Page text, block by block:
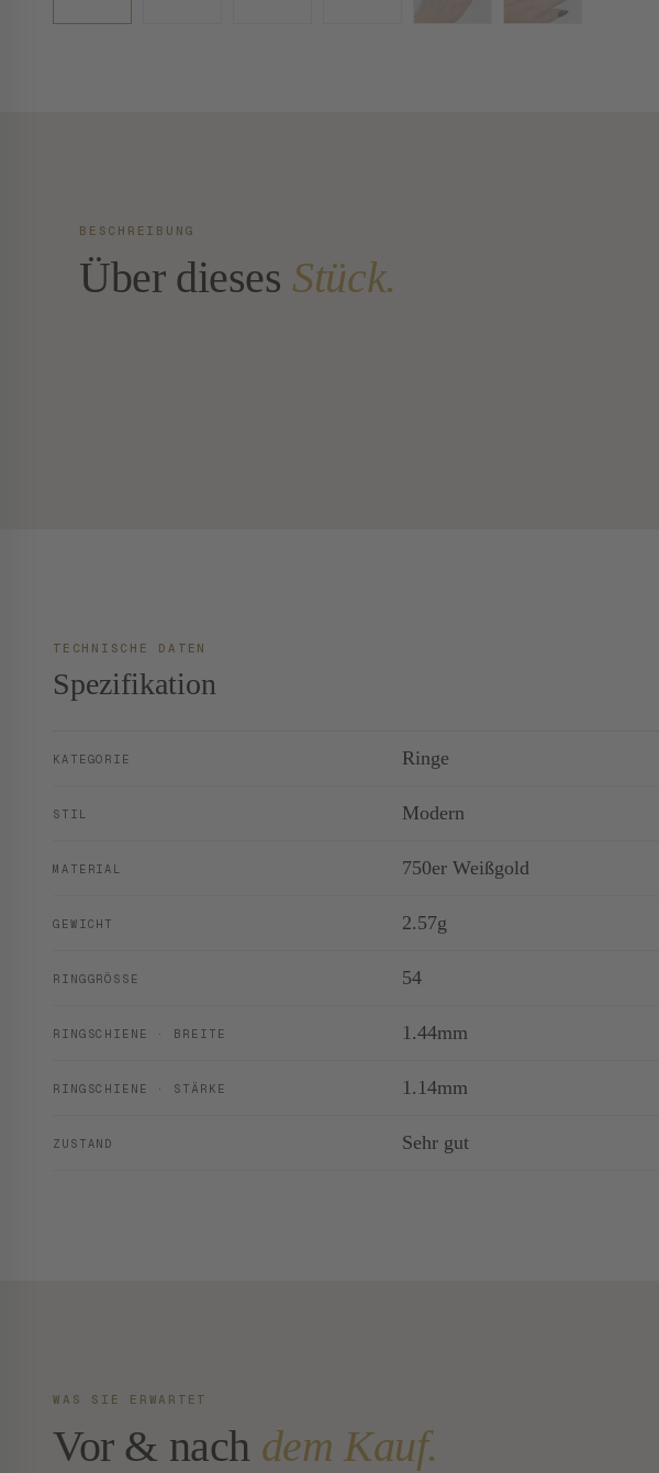
BESCHREIBUNG
Über dieses Stück.
TECHNISCHE DATEN
Spezifikation
KATEGORIE Ringe
STIL Modern
MATERIAL 750er Weißgold
GEWICHT 2.57g
RINGGRÖSSE 54
RINGSCHIENE · BREITE 1.44mm
RINGSCHIENE · STÄRKE 1.14mm
ZUSTAND Sehr gut
WAS SIE ERWARTET
Vor & nach dem Kauf.